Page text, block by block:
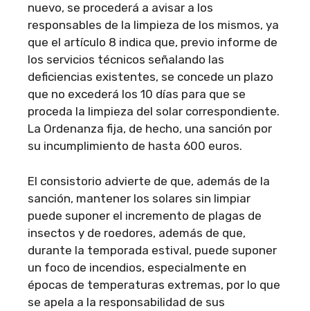
nuevo, se procederá a avisar a los
responsables de la limpieza de los mismos, ya
que el artículo 8 indica que, previo informe de
los servicios técnicos señalando las
deficiencias existentes, se concede un plazo
que no excederá los 10 días para que se
proceda la limpieza del solar correspondiente.
La Ordenanza fija, de hecho, una sanción por
su incumplimiento de hasta 600 euros.
El consistorio advierte de que, además de la
sanción, mantener los solares sin limpiar
puede suponer el incremento de plagas de
insectos y de roedores, además de que,
durante la temporada estival, puede suponer
un foco de incendios, especialmente en
épocas de temperaturas extremas, por lo que
se apela a la responsabilidad de sus